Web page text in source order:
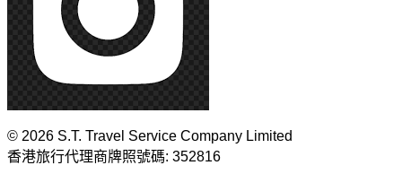
© 2026 S.T. Travel Service Company Limited
香港旅行代理商牌照號碼: 352816